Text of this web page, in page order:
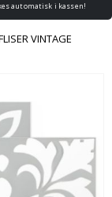
automatisk i kassen!
VINTAGE